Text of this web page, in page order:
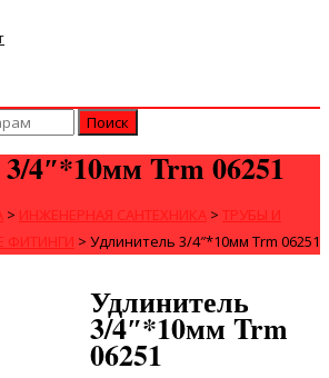
4″*10мм Trm 06251
> ИНЖЕНЕРНАЯ САНТЕХНИКА > ТРУБЫ И
ФИТИНГИ > Удлинитель 3/4″*10мм Trm 06251
Удлинитель
3/4″*10мм Trm
06251